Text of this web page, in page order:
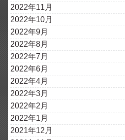
2022年11月
2022年10月
2022年9月
2022年8月
2022年7月
2022年6月
2022年4月
2022年3月
2022年2月
2022年1月
2021年12月